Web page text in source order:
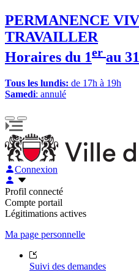
PERMANENCE
TRAVAILLER
Horaires du 1er au
Tous les lundis: de 17h à 19h
Samedi: annulé
Connexion
Profil connecté
Compte portail
Légitimations actives
Ma page personnelle
Suivi des demandes